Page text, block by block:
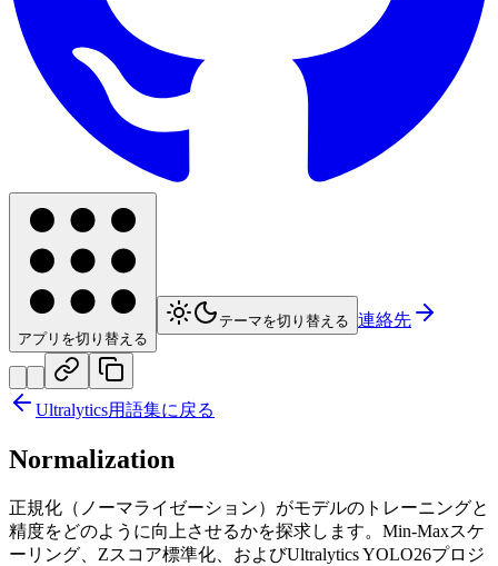
アプリを切り替える
テーマを切り替える 連絡先
Ultralytics用語集に戻る
Normalization
正規化（ノーマライゼーション）がモデルのトレーニングと
精度をどのように向上させるかを探求します。Min-Maxスケ
ーリング、Zスコア標準化、およびUltralytics YOLO26プロジ